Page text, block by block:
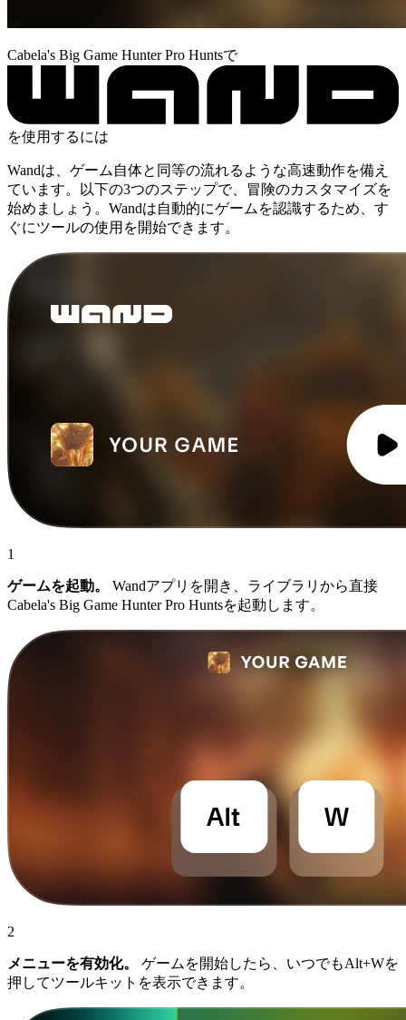
Cabela's Big Game Hunter Pro Huntsで
を使用するには
Wandは、ゲーム自体と同等の流れるような高速動作を備え
ています。以下の3つのステップで、冒険のカスタマイズを
始めましょう。Wandは自動的にゲームを認識するため、す
ぐにツールの使用を開始できます。
1
ゲームを起動。
Wandアプリを開き、ライブラリから直接
Cabela's Big Game Hunter Pro Huntsを起動します。
2
メニューを有効化。
ゲームを開始したら、いつでもAlt+Wを
押してツールキットを表示できます。